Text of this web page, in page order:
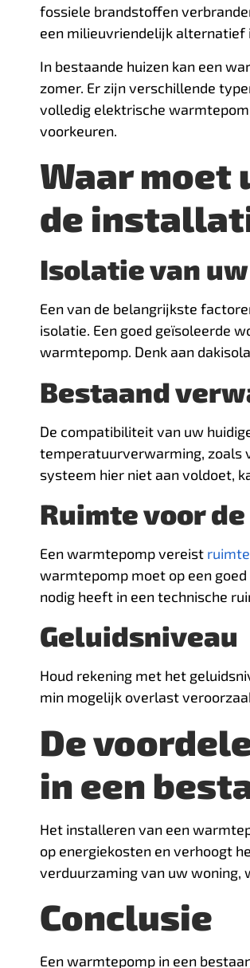
fossiele brandstoffen
een milieuvriendelijk alternatief
In bestaande huizen kan een
zomer. Er zijn verschillende
volledig elektrische
voorkeuren.
Waar moet
de
Isolatie van
Een van de belangrijkste
isolatie. Een goed geïsoleerde
warmtepomp. Denk aan
Bestaand
De compatibiliteit van uw
temperatuurverwarming, zoals
systeem hier niet aan voldoet,
Ruimte voor
Een warmtepomp vereist ruimte
warmtepomp moet op een
nodig heeft in een technische
Geluidsniveau
Houd rekening met het
min mogelijk overlast
De
in een
Het installeren van een
op energiekosten en verhoogt
verduurzaming van uw woning,
Conclusie
Een warmtepomp in een